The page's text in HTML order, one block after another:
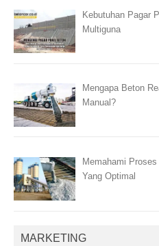
Kebutuhan Pagar
Multiguna
Mengapa Beton
Manual?
Memahami
Yang Optimal
MARKETING